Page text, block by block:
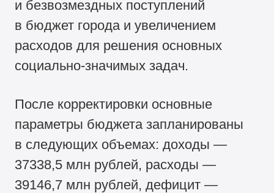
и безвозмездных поступлений
в бюджет города и увеличением
расходов для решения основных
социально-значимых задач.
После корректировки основные
параметры бюджета запланированы
в следующих объемах: доходы —
37338,5 млн рублей, расходы —
39146,7 млн рублей, дефицит —